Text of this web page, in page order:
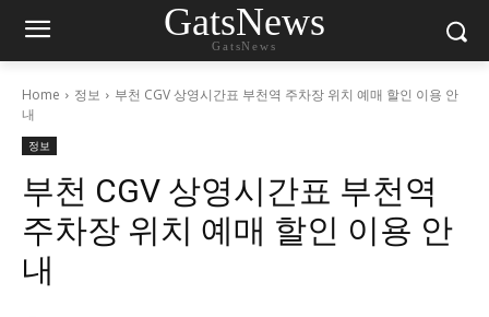
GatsNews
GatsNews
Home 정보
부천 CGV 상영시간표 부천역 주차장 위치 예매 할인 이용 안
내
정보
부천 CGV 상영시간표 부천역
주차장 위치 예매 할인 이용 안
내